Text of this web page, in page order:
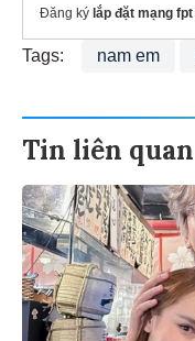
Đăng ký lắp đặt mạng fpt
Tags: nam em
Tin liên quan